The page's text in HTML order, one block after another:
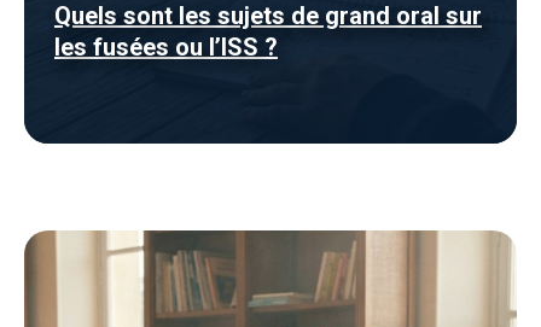
Quels sont les sujets de grand oral sur
les fusées ou l’ISS ?